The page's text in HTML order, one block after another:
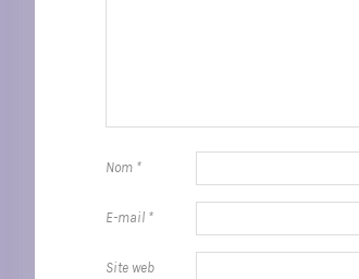
Nom *
E-mail *
Site web